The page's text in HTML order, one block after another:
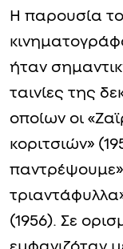
Η παρουσία
ήταν
ταινίες της
οποίων οι
κοριτσιών»
παντρέψουμε»
(1956). Σε